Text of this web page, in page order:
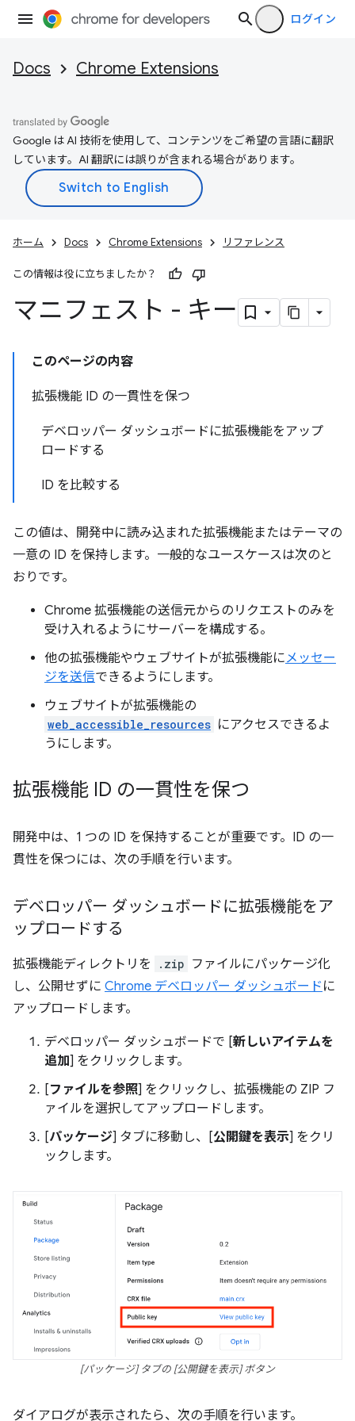
ログイン
Docs Chrome Extensions
Google は AI 技術を使用して、コンテンツをご希望の言語に翻訳
しています。AI 翻訳には誤りが含まれる場合があります。
ホーム Docs Chrome Extensions リファレンス
この情報は役に立ちましたか？
マニフェスト - キー
このページの内容
拡張機能 ID の一貫性を保つ
デベロッパー ダッシュボードに拡張機能をアップ
ロードする
ID を比較する
この値は、開発中に読み込まれた拡張機能またはテーマの
一意の ID を保持します。一般的なユースケースは次のと
おりです。
Chrome 拡張機能の送信元からのリクエストのみを
受け入れるようにサーバーを構成する。
他の拡張機能やウェブサイトが拡張機能にメッセー
ジを送信できるようにします。
ウェブサイトが拡張機能の
web_accessible_resources にアクセスできるよ
うにします。
拡張機能 ID の一貫性を保つ
開発中は、1 つの ID を保持することが重要です。ID の一
貫性を保つには、次の手順を行います。
デベロッパー ダッシュボードに拡張機能をア
ップロードする
拡張機能ディレクトリを .zip ファイルにパッケージ化
し、公開せずに Chrome デベロッパー ダッシュボード に
アップロードします。
デベロッパー ダッシュボードで [新しいアイテムを
追加] をクリックします。
[ファイルを参照] をクリックし、拡張機能の ZIP フ
ァイルを選択してアップロードします。
[パッケージ] タブに移動し、[公開鍵を表示] をクリ
ックします。
[パッケージ] タブの [公開鍵を表示] ボタン
ダイアログが表示されたら、次の手順を行います。